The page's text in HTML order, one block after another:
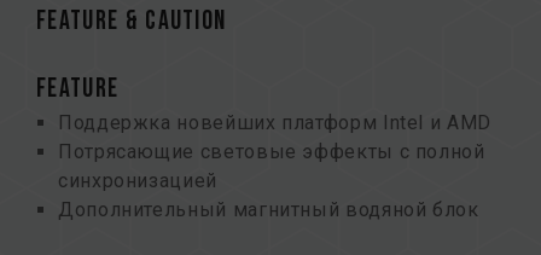
FEATURE & CAUTION
FEATURE
Поддержка новейших платформ Intel и AMD
Потрясающие световые эффекты с полной
синхронизацией
Дополнительный магнитный водяной блок